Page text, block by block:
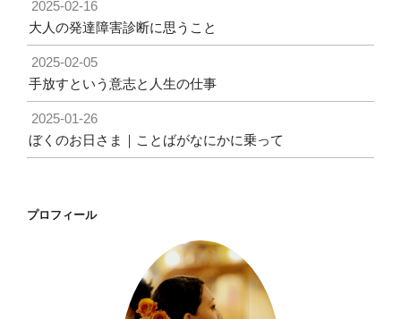
2025-02-16
大人の発達障害診断に思うこと
2025-02-05
手放すという意志と人生の仕事
2025-01-26
ぼくのお日さま｜ことばがなにかに乗って
プロフィール